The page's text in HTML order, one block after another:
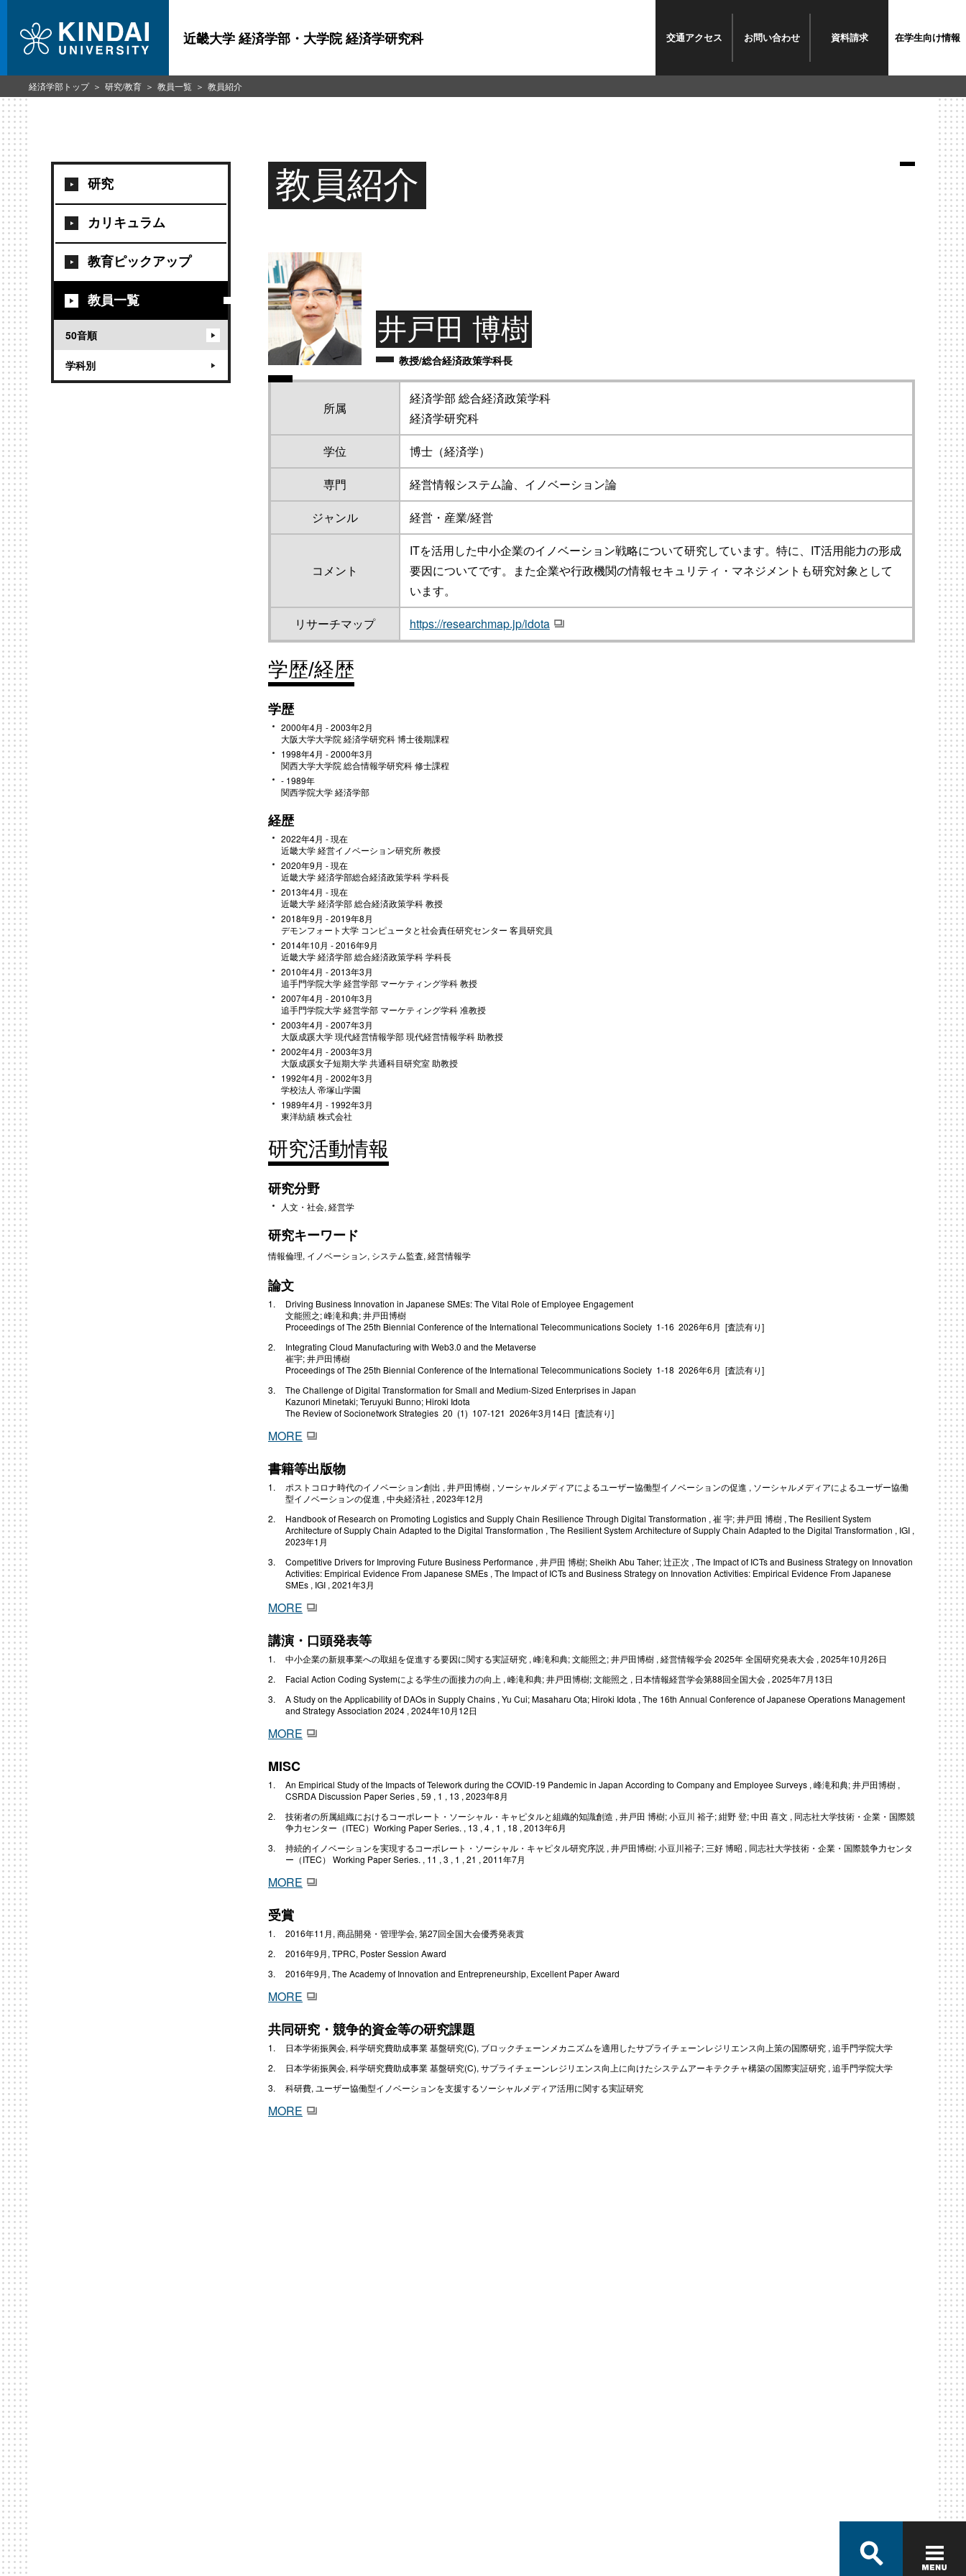
近畿大学 経済学部・大学院 経済学研究科 交通アクセス お問い合わせ 資料請求 在学生向け情報
研究
カリキュラム
教育ピックアップ
教員一覧
50音順
学科別
教員紹介
井戸田 博樹
教授/総合経済政策学科長
所属
経済学部 総合経済政策学科
経済学研究科
学位
博士（経済学）
専門
経営情報システム論、イノベーション論
ジャンル
経営・産業/経営
コメント
ITを活用した中小企業のイノベーション戦略について研究しています。特に、IT活用能力の形成
要因についてです。また企業や行政機関の情報セキュリティ・マネジメントも研究対象として
います。
リサーチマップ
https://researchmap.jp/idota
学歴/経歴
学歴
2000年4月 - 2003年2月
大阪大学大学院 経済学研究科 博士後期課程
1998年4月 - 2000年3月
関西大学大学院 総合情報学研究科 修士課程
- 1989年
関西学院大学 経済学部
経歴
2022年4月 - 現在
近畿大学 経営イノベーション研究所 教授
2020年9月 - 現在
近畿大学 経済学部総合経済政策学科 学科長
2013年4月 - 現在
近畿大学 経済学部 総合経済政策学科 教授
2018年9月 - 2019年8月
デモンフォート大学 コンピュータと社会責任研究センター 客員研究員
2014年10月 - 2016年9月
近畿大学 経済学部 総合経済政策学科 学科長
2010年4月 - 2013年3月
追手門学院大学 経営学部 マーケティング学科 教授
2007年4月 - 2010年3月
追手門学院大学 経営学部 マーケティング学科 准教授
2003年4月 - 2007年3月
大阪成蹊大学 現代経営情報学部 現代経営情報学科 助教授
2002年4月 - 2003年3月
大阪成蹊女子短期大学 共通科目研究室 助教授
1992年4月 - 2002年3月
学校法人 帝塚山学園
1989年4月 - 1992年3月
東洋紡績 株式会社
研究活動情報
研究分野
人文・社会, 経営学
研究キーワード
情報倫理, イノベーション, システム監査, 経営情報学
論文
Driving Business Innovation in Japanese SMEs: The Vital Role of Employee Engagement
文能照之; 峰滝和典; 井戸田博樹
Proceedings of The 25th Biennial Conference of the International Telecommunications Society 1-16 2026年6月 [査読有り]
Integrating Cloud Manufacturing with Web3.0 and the Metaverse
崔宇; 井戸田博樹
Proceedings of The 25th Biennial Conference of the International Telecommunications Society 1-18 2026年6月 [査読有り]
The Challenge of Digital Transformation for Small and Medium-Sized Enterprises in Japan
Kazunori Minetaki; Teruyuki Bunno; Hiroki Idota
The Review of Socionetwork Strategies 20 (1) 107-121 2026年3月14日 [査読有り]
MORE
書籍等出版物
ポストコロナ時代のイノベーション創出 , 井戸田博樹 , ソーシャルメディアによるユーザー協働型イノベーションの促進 , ソーシャルメディアによるユーザー協働
型イノベーションの促進 , 中央経済社 , 2023年12月
Handbook of Research on Promoting Logistics and Supply Chain Resilience Through Digital Transformation , 崔 宇; 井戸田 博樹 , The Resilient System
Architecture of Supply Chain Adapted to the Digital Transformation , The Resilient System Architecture of Supply Chain Adapted to the Digital Transformation , IGI ,
2023年1月
Competitive Drivers for Improving Future Business Performance , 井戸田 博樹; Sheikh Abu Taher; 辻正次 , The Impact of ICTs and Business Strategy on Innovation
Activities: Empirical Evidence From Japanese SMEs , The Impact of ICTs and Business Strategy on Innovation Activities: Empirical Evidence From Japanese
SMEs , IGI , 2021年3月
MORE
講演・口頭発表等
中⼩企業の新規事業への取組を促進する要因に関する実証研究 , 峰滝和典; 文能照之; 井戸田博樹 , 経営情報学会 2025年 全国研究発表⼤会 , 2025年10月26日
Facial Action Coding Systemによる学生の面接力の向上 , 峰滝和典; 井戸田博樹; 文能照之 , 日本情報経営学会第88回全国大会 , 2025年7月13日
A Study on the Applicability of DAOs in Supply Chains , Yu Cui; Masaharu Ota; Hiroki Idota , The 16th Annual Conference of Japanese Operations Management
and Strategy Association 2024 , 2024年10月12日
MORE
MISC
An Empirical Study of the Impacts of Telework during the COVID-19 Pandemic in Japan According to Company and Employee Surveys , 峰滝和典; 井戸田博樹 ,
CSRDA Discussion Paper Series , 59 , 1 , 13 , 2023年8月
技術者の所属組織におけるコーポレート・ソーシャル・キャピタルと組織的知識創造 , 井戸田 博樹; 小豆川 裕子; 紺野 登; 中田 喜文 , 同志社大学技術・企業・国際競
争力センター（ITEC）Working Paper Series. , 13 , 4 , 1 , 18 , 2013年6月
持続的イノベーションを実現するコーポレート・ソーシャル・キャピタル研究序説 , 井戸田博樹; 小豆川裕子; 三好 博昭 , 同志社大学技術・企業・国際競争力センタ
ー（ITEC） Working Paper Series. , 11 , 3 , 1 , 21 , 2011年7月
MORE
受賞
2016年11月, 商品開発・管理学会, 第27回全国大会優秀発表賞
2016年9月, TPRC, Poster Session Award
2016年9月, The Academy of Innovation and Entrepreneurship, Excellent Paper Award
MORE
共同研究・競争的資金等の研究課題
日本学術振興会, 科学研究費助成事業 基盤研究(C), ブロックチェーンメカニズムを適用したサプライチェーンレジリエンス向上策の国際研究 , 追手門学院大学
日本学術振興会, 科学研究費助成事業 基盤研究(C), サプライチェーンレジリエンス向上に向けたシステムアーキテクチャ構築の国際実証研究 , 追手門学院大学
科研費, ユーザー協働型イノベーションを支援するソーシャルメディア活用に関する実証研究
MORE
経済学部トップ 研究/教育 教員一覧 教員紹介